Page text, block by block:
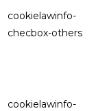
cookielawinfo-
checbox-others
cookielawinfo-